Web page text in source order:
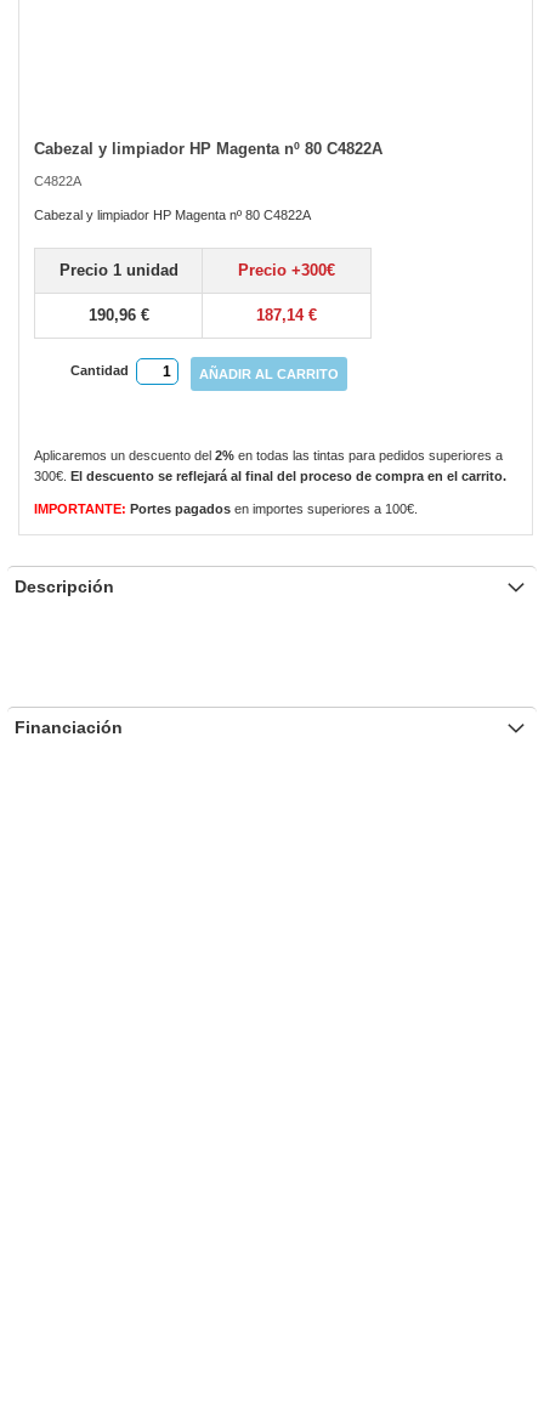
Cabezal y limpiador HP Magenta nº 80 C4822A
C4822A
Cabezal y limpiador HP Magenta nº 80 C4822A
Precio 1 unidad Precio +300€
190,96 € 187,14 €
Cantidad AÑADIR AL CARRITO
Aplicaremos un descuento del 2% en todas las tintas para pedidos superiores a
300€.
El descuento se reflejará al final del proceso de compra en el carrito.
IMPORTANTE: Portes pagados en importes superiores a 100€.
Skip
the
beginning
the
images
gallery
Descripción
Financiación